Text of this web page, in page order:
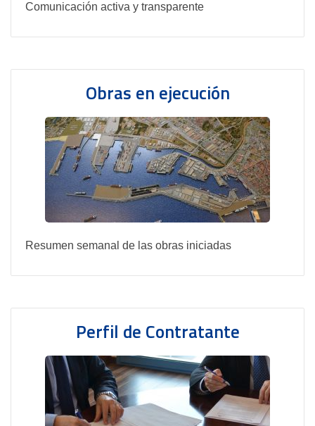
Comunicación activa y transparente
Obras en ejecución
Resumen semanal de las obras iniciadas
Perfil de Contratante